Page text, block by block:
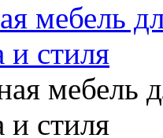
мебель
и стиля